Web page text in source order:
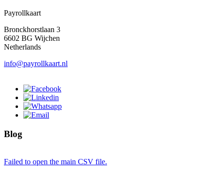
Payrollkaart
Bronckhorstlaan 3
6602 BG Wijchen
Netherlands
info@payrollkaart.nl
Blog
Failed to open the main CSV file.